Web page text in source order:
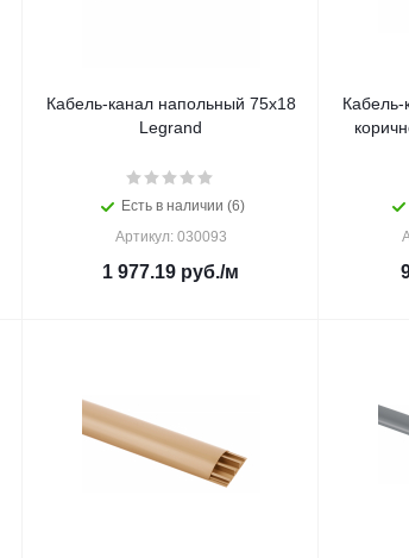
Кабель-канал напольный 75х18
Legrand
Есть в наличии (6)
Артикул: 030093
1 977.19 руб./м